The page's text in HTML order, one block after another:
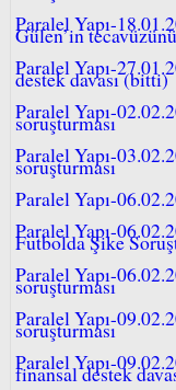
Paralel Yapı-
Gülen’in
Paralel Yapı-
destek davası (bitti)
Paralel Yapı-
soruşturması
Paralel Yapı-
soruşturması
Paralel Yapı-
Paralel Yapı-
Futbolda Şike
Paralel Yapı-
soruşturması
Paralel Yapı-
soruşturması
Paralel Yapı-
finansal destek